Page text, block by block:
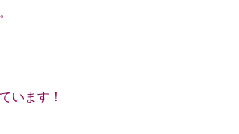
います！